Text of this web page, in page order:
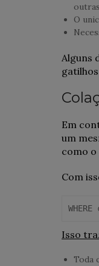
O
Alguns
Em
um
como o
Com
Isso
Toda